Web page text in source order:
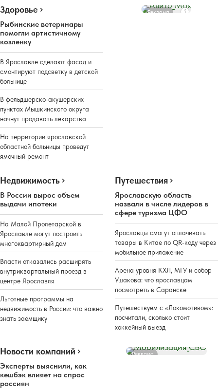
Здоровье
Рыбинские ветеринары
помогли артистичному
козленку
В Ярославле сделают фасад и
смонтируют подсветку в детской
больнице
В фельдшерско-акушерских
пунктах Мышкинского округа
начнут продавать лекарства
На территории ярославской
областной больницы проведут
ямочный ремонт
Реклама
Недвижимость
В России вырос объем
выдачи ипотеки
На Малой Пролетарской в
Ярославле могут построить
многоквартирный дом
Власти отказались расширять
внутриквартальный проезд в
центре Ярославля
Льготные программы на
недвижимость в России: что важно
знать заемщику
Путешествия
Ярославскую область
назвали в числе лидеров в
сфере туризма ЦФО
Ярославцы смогут оплачивать
товары в Китае по QR-коду через
мобильное приложение
Арена уровня КХЛ, МГУ и собор
Ушакова: что ярославцам
посмотреть в Саранске
Путешествуем с «Локомотивом»:
посчитали, сколько стоит
хоккейный выезд
Новости компаний
Эксперты выяснили, как
кешбэк влияет на спрос
россиян
Реклама